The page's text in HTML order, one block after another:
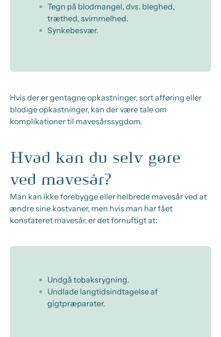
Tegn på blodmangel, dvs. bleghed,
træthed, svimmelhed.
Synkebesvær.
Hvis der er gentagne opkastninger, sort afføring eller
blodige opkastninger, kan der være tale om
komplikationer til mavesårssygdom.
Hvad kan du selv gøre
ved mavesår?
Man kan ikke forebygge eller helbrede mavesår ved at
ændre sine kostvaner, men hvis man har fået
konstateret mavesår, er det fornuftigt at:
Undgå tobaksrygning.
Undlade langtidsindtagelse af
gigtpræparater.